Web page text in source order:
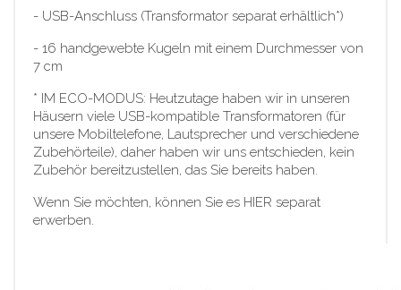
- USB-Anschluss (Transformator separat erhältlich*)
- 16 handgewebte Kugeln mit einem Durchmesser von
7 cm
* IM ECO-MODUS: Heutzutage haben wir in unseren
Häusern viele USB-kompatible Transformatoren (für
unsere Mobiltelefone, Lautsprecher und verschiedene
Zubehörteile), daher haben wir uns entschieden, kein
Zubehör bereitzustellen, das Sie bereits haben.
Wenn Sie möchten, können Sie es HIER separat
erwerben.